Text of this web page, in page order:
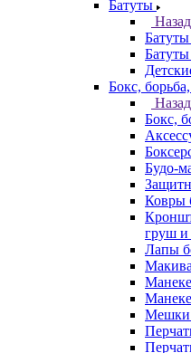
Батуты
Назад
Батуты
Батуты
Бокс,
Назад
Бокс,
Будо-
Ковры
груш и
Лапы
Мешки